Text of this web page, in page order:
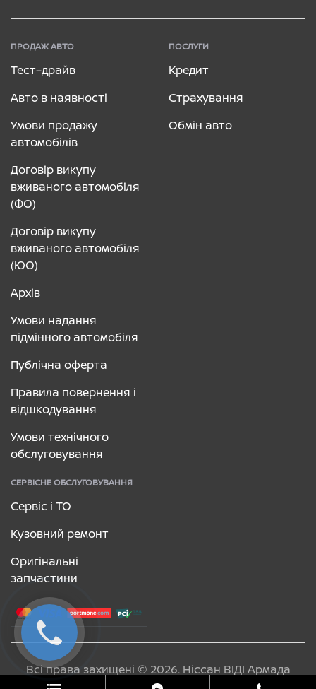
ПРОДАЖ АВТО
Тест–драйв
Авто в наявності
Умови продажу
автомобілів
Договір викупу
вживаного автомобіля
(ФО)
Договір викупу
вживаного автомобіля
(ЮО)
Архів
Умови надання
підмінного автомобіля
Публічна оферта
Правила повернення і
відшкодування
Умови технічного
обслуговування
ПОСЛУГИ
Кредит
Страхування
Обмін авто
СЕРВІСНЕ ОБСЛУГОВУВАННЯ
Сервіс і ТО
Кузовний ремонт
Оригінальні
запчастини
Всі права захищені © 2026. Ніссан ВІДІ Армада